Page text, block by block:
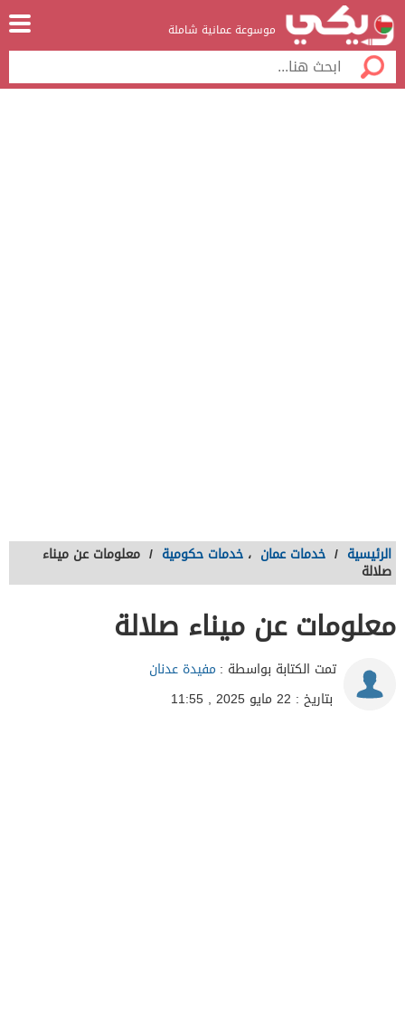
موسوعة عمانية شاملة
الرئيسية / خدمات عمان ، خدمات حكومية / معلومات عن ميناء
صلالة
معلومات عن ميناء صلالة
تمت الكتابة بواسطة : مفيدة عدنان
بتاريخ : 22 مايو 2025 , 11:55